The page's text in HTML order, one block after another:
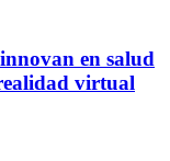
en salud
virtual